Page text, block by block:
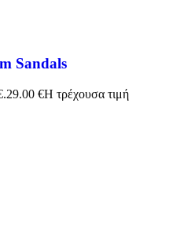
Sandals
29.00 €Η τρέχουσα τιμή